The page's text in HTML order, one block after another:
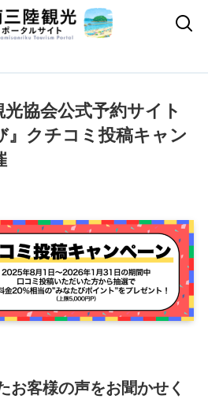
協会公式予約サイト
』クチコミ投稿キャン
お客様の声をお聞かせく